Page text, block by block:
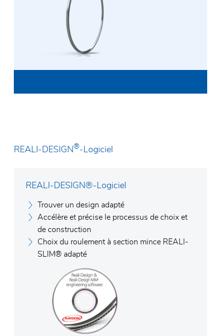
contact, j'accepte que mes données soient
REALI-DESIGN®-Logiciel
REALI-DESIGN®-Logiciel
Trouver un design adapté
Accélère et précise le processus de choix et
de construction
Choix du roulement à section mince REALI-
SLIM® adapté